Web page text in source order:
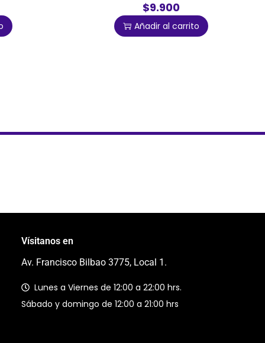
$9.900
Añadir al carrito
Vísitanos en
Av. Francisco Bilbao 3775, Local 1.
Lunes a Viernes de 12:00 a 22:00 hrs.
Sábado y domingo de 12:00 a 21:00 hrs